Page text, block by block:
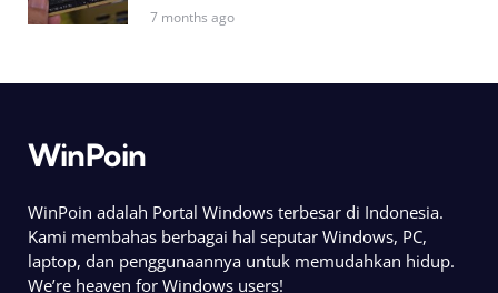
7 months ago
WinPoin
WinPoin adalah Portal Windows terbesar di Indonesia.
Kami membahas berbagai hal seputar Windows, PC,
laptop, dan penggunaannya untuk memudahkan hidup.
We’re heaven for Windows users!